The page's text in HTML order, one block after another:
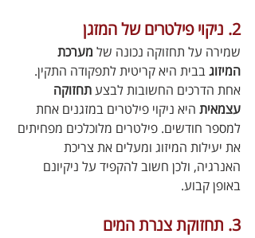
2. ניקוי פילטרים של המזגן
שמירה על תחזוקה נכונה של מערכת
המיזוג בבית היא קריטית לתפקודה התקין.
אחת הדרכים החשובות לבצע תחזוקה
עצמאית היא ניקוי פילטרים במזגנים אחת
למספר חודשים. פילטרים מלוכלכים מפחיתים
את יעילות המיזוג ומעלים את צריכת
האנרגיה, ולכן חשוב להקפיד על ניקיונם
באופן קבוע.
3. תחזוקת צנרת המים